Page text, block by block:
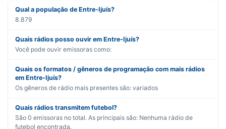
Qual a população de Entre-Ijuís?
8.879
Quais rádios posso ouvir em Entre-Ijuís?
Você pode ouvir emissoras como:
Quais os formatos / gêneros de programação com mais rádios
em Entre-Ijuís?
Os gêneros de rádio mais presentes são: variados
Quais rádios transmitem futebol?
São 0 emissoras no total. As principais são: Nenhuma rádio de
futebol encontrada.